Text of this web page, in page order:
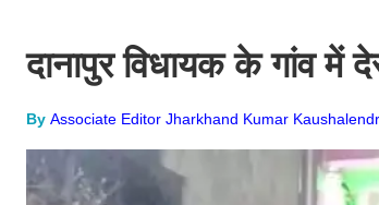
दानापुर विधायक के गांव में
By Associate Editor Jharkhand Kumar